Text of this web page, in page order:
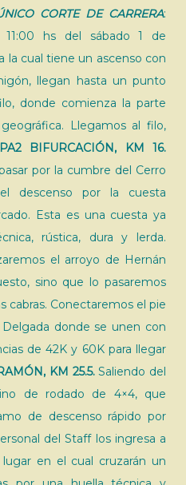
CORTE DE CARRERA:
hs del sábado 1 de
la cual tiene un ascenso con
llegan hasta un punto
donde comienza la parte
Llegamos al filo,
PA2 BIFURCACIÓN, KM 16.
por la cumbre del Cerro
descenso por la cuesta
Esta es una cuesta ya
rústica, dura y lerda.
el arroyo de Hernán
sino que lo pasaremos
cabras. Conectaremos el pie
donde se unen con
de 42K y 60K para llegar
KM 25.5.Saliendo del
de rodado de 4×4, que
de descenso rápido por
del Staff los ingresa a
en el cual cruzarán un